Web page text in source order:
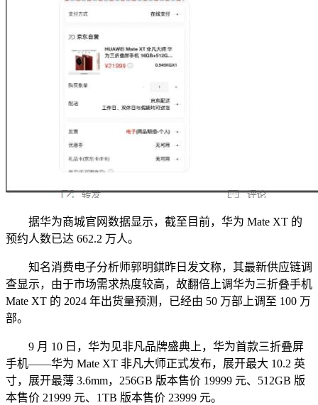
据华为商城官网数据显示，截至目前，华为 Mate XT 的
预约人数已达 662.2 万人。
知名消费电子分析师郭明錤昨日发文称，其最新供应链调
查显示，由于市场需求热度较高，故翻倍上调华为三折叠手机
Mate XT 的 2024 年出货量预测，已经由 50 万部上调至 100 万
部。
9 月 10 日，华为见非凡品牌盛典上，华为首款三折叠屏
手机——华为 Mate XT 非凡大师正式发布，展开最大 10.2 英
寸，展开最薄 3.6mm，256GB 版本售价 19999 元、512GB 版
本售价 21999 元、1TB 版本售价 23999 元。